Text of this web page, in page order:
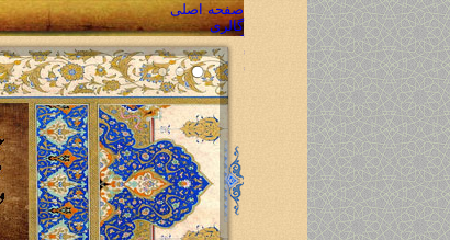
صفحه اصلی
گالری
گالری تصاویر
گالری صوتی
گالری فیلم
محصولات
مشاهده محصولات
ارسال سفارش محصول
پیگیری سفارش محصول
تماس با ما
سوالات متداول
تماس با ما
نقشه سایت
تعاون و همکاری